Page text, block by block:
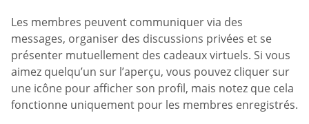
Les membres peuvent communiquer via des
messages, organiser des discussions privées et se
présenter mutuellement des cadeaux virtuels. Si vous
aimez quelqu’un sur l’aperçu, vous pouvez cliquer sur
une icône pour afficher son profil, mais notez que cela
fonctionne uniquement pour les membres enregistrés.